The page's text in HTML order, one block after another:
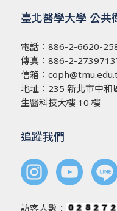
臺北醫學大學 公共
電話： 886-2-6620-
傳真：886-2-
信箱：
地址： 235 新北市中和
生醫科技大樓 10 樓
追蹤我們
訪客人數：